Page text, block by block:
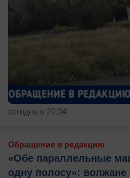
сегодня в 20:34
Обращение в редакцию
«Обе параллельные
одну полосу»: волжане